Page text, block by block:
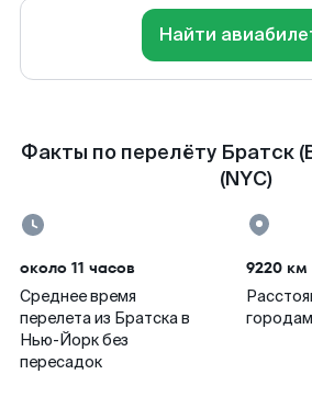
Найти
Факты по перелёту Братск
(NYC)
около 11 часов
Среднее время
перелета из Братска в
Нью-Йорк без
пересадок
9220 км